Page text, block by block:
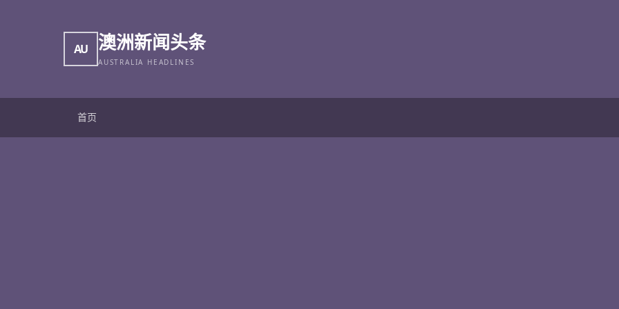
AU 澳洲新闻头条
AUSTRALIA HEADLINES
首页